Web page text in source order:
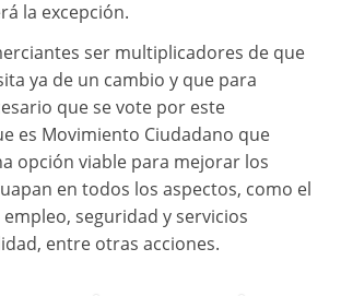
la excepción.
ser multiplicadores de que
ya de un cambio y que para
que se vote por este
es Movimiento Ciudadano que
opción viable para mejorar los
en todos los aspectos, como el
seguridad y servicios
entre otras acciones.